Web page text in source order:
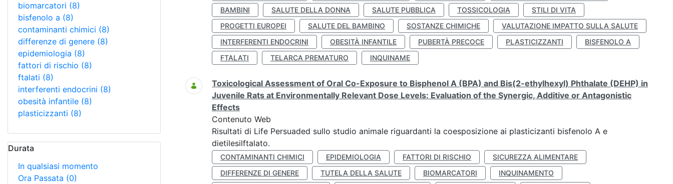
biomarcatori (8)
bisfenolo a (8)
contaminanti chimici (8)
differenze di genere (8)
epidemiologia (8)
fattori di rischio (8)
ftalati (8)
interferenti endocrini (8)
obesità infantile (8)
plasticizzanti (8)
Durata
In qualsiasi momento
Ora Passata (0)
BAMBINI
SALUTE DELLA DONNA SALUTE PUBBLICA TOSSICOLOGIA
STILI DI VITA
PROGETTI EUROPEI
SALUTE DEL BAMBINO SOSTANZE CHIMICHE
VALUTAZIONE IMPATTO SULLA SALUTE
INTERFERENTI ENDOCRINI
OBESITÀ INFANTILE PUBERTÀ PRECOCE PLASTICIZZANTI
BISFENOLO A
FTALATI
TELARCA PREMATURO INQUINAME
Toxicological Assessment of Oral Co-Exposure to Bisphenol A (BPA) and Bis(2-ethylhexyl) Phthalate (DEHP) in
Juvenile Rats at Environmentally Relevant Dose Levels: Evaluation of the Synergic, Additive or Antagonistic
Effects
Contenuto Web
Risultati di Life Persuaded sullo studio animale riguardanti la coesposizione ai plasticizanti bisfenolo A e
dietilesilftalato.
CONTAMINANTI CHIMICI EPIDEMIOLOGIA FATTORI DI RISCHIO
SICUREZZA ALIMENTARE
DIFFERENZE DI GENERE
TUTELA DELLA SALUTE BIOMARCATORI
INQUINAMENTO